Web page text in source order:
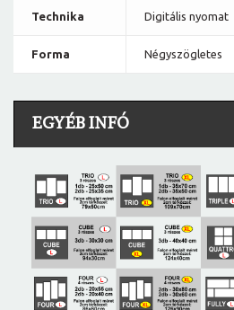
Technika Digitális nyomat
Forma Négyszögletes
EGYÉB INFÓ